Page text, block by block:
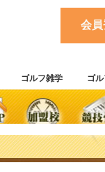
会
ゴルフ雑学 ゴ